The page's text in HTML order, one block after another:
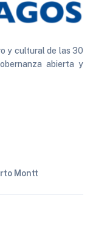
y cultural de las 30
abierta y
Montt